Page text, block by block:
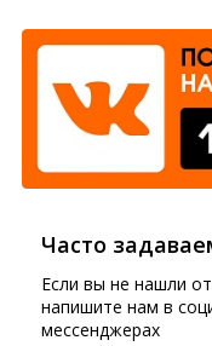
Часто
Если вы не нашли
напишите нам в
мессенджерах